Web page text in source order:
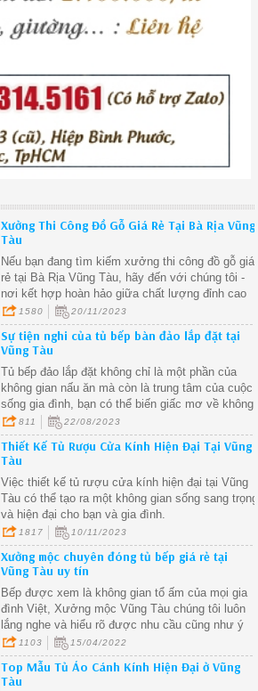
Xưởng Thi Công Đồ Gỗ Giá Rẻ Tại Bà Rịa Vũng
Tàu
Nếu bạn đang tìm kiếm xưởng thi công đồ gỗ giá
rẻ tại Bà Rịa Vũng Tàu, hãy đến với chúng tôi -
nơi kết hợp hoàn hảo giữa chất lượng đỉnh cao
và giá cả phải chăng
1580 20/11/2023
Sự tiện nghi của tủ bếp bàn đảo lắp đặt tại
Vũng Tàu
Tủ bếp đảo lắp đặt không chỉ là một phần của
không gian nấu ăn mà còn là trung tâm của cuộc
sống gia đình, bạn có thể biến giấc mơ về không
gian bếp hoàn hảo thành hiện thực
811 22/08/2023
Thiết Kế Tủ Rượu Cửa Kính Hiện Đại Tại Vũng
Tàu
Việc thiết kế tủ rượu cửa kính hiện đại tại Vũng
Tàu có thể tạo ra một không gian sống sang trọng
và hiện đại cho bạn và gia đình.
1817 10/11/2023
Xưởng mộc chuyên đóng tủ bếp giá rẻ tại
Vũng Tàu uy tín
Bếp được xem là không gian tổ ấm của mọi gia
đình Việt, Xưởng mộc Vũng Tàu chúng tôi luôn
lắng nghe và hiểu rõ được nhu cầu cũng như ý
muốn của khách hàng để tạo ra những mẫu tủ
bếp đẹp mang phong cách cá nhân của gia chủ.
1103 15/04/2022
Top Mẫu Tủ Áo Cánh Kính Hiện Đại ở Vũng
Tàu